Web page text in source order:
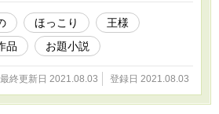
ほっこり
王様
品
お題小説
最終更新日 2021.08.03 登録日 2021.08.03